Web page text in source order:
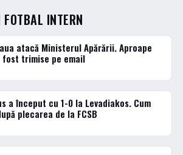
INTERN
atacă Ministerul Apărării. Aproape
trimise pe email
a început cu 1-0 la Levadiakos. Cum
plecarea de la FCSB